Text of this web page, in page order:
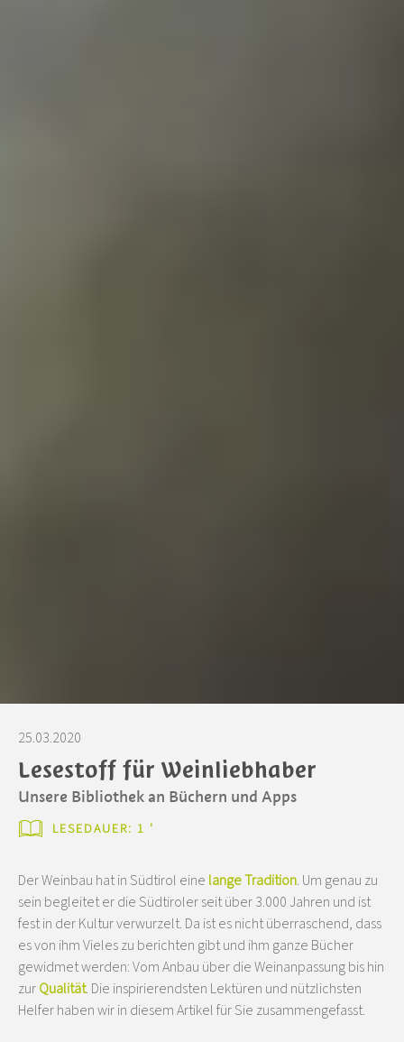
25.03.2020
Lesestoff für Weinliebhaber
Unsere Bibliothek an Büchern und Apps
LESEDAUER: 1 '
Der Weinbau hat in Südtirol eine lange Tradition. Um genau zu
sein begleitet er die Südtiroler seit über 3.000 Jahren und ist
fest in der Kultur verwurzelt. Da ist es nicht überraschend, dass
es von ihm Vieles zu berichten gibt und ihm ganze Bücher
gewidmet werden: Vom Anbau über die Weinanpassung bis hin
zurQualität. Die inspirierendsten Lektüren und nützlichsten
Helfer haben wir in diesem Artikel für Sie zusammengefasst.